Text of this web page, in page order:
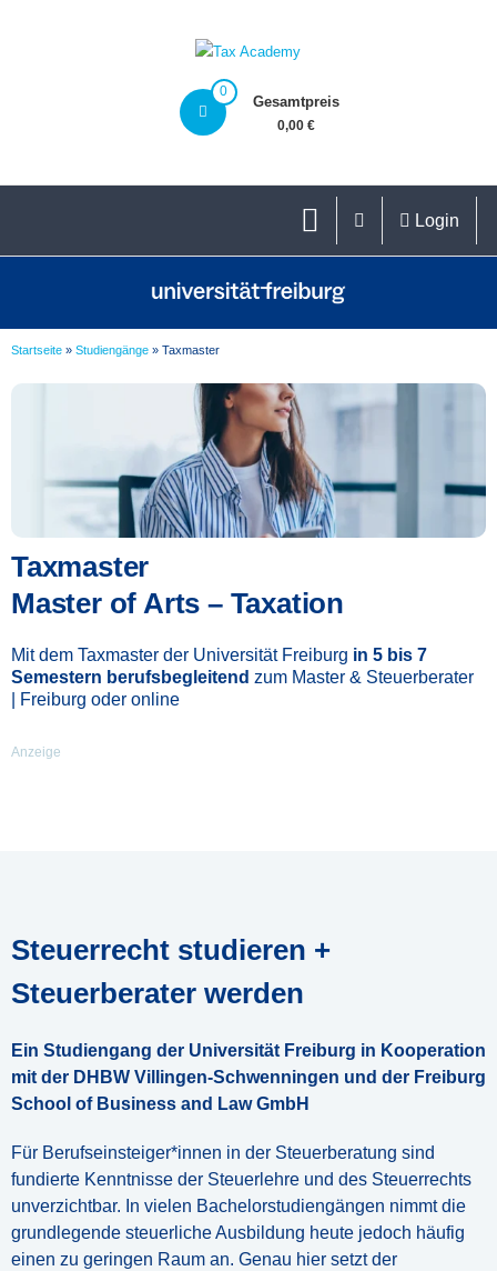
0
Gesamtpreis
0,00 €
Login
Startseite » Studiengänge » Taxmaster
Taxmaster
Master of Arts – Taxation​
Mit dem Taxmaster der Universität Freiburg in 5 bis 7
Semestern berufsbegleitend zum Master & Steuerberater
Freiburg oder online
Anzeige
Steuerrecht studieren +
Steuerberater werden
Ein Studiengang der Universität Freiburg in Kooperation
mit der DHBW Villingen-Schwenningen und der Freiburg
School of Business and Law GmbH
Für Berufseinsteiger*innen in der Steuerberatung sind
fundierte Kenntnisse der Steuerlehre und des Steuerrechts
unverzichtbar. In vielen Bachelorstudiengängen nimmt die
grundlegende steuerliche Ausbildung heute jedoch häufig
einen zu geringen Raum an. Genau hier setzt der